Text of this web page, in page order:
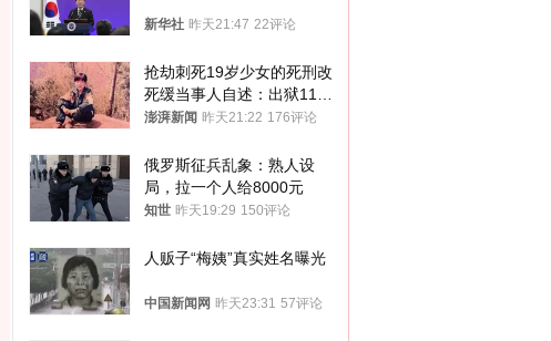
新华社 昨天21:47 22评论
抢劫刺死19岁少女的死刑改
死缓当事人自述：出狱11年
间始终刻意躲避被害人家属
澎湃新闻 昨天21:22 176评论
俄罗斯征兵乱象：熟人设
局，拉一个人给8000元
知世 昨天19:29 150评论
人贩子“梅姨”真实姓名曝光
中国新闻网 昨天23:31 57评论